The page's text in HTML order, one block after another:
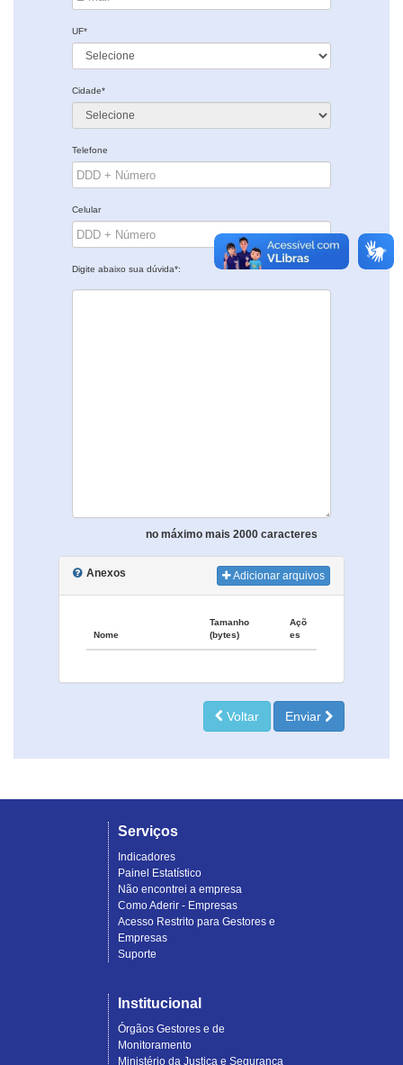
UF*
Cidade*
Telefone
Celular
Digite abaixo sua dúvida*:
no máximo mais 2000 caracteres
Anexos Adicionar arquivos
Nome
Tamanho
(bytes)
Açõ
es
Voltar Enviar
Serviços
Indicadores
Painel Estatístico
Não encontrei a empresa
Como Aderir - Empresas
Acesso Restrito para Gestores e
Empresas
Suporte
Institucional
Órgãos Gestores e de
Monitoramento
Ministério da Justiça e Segurança